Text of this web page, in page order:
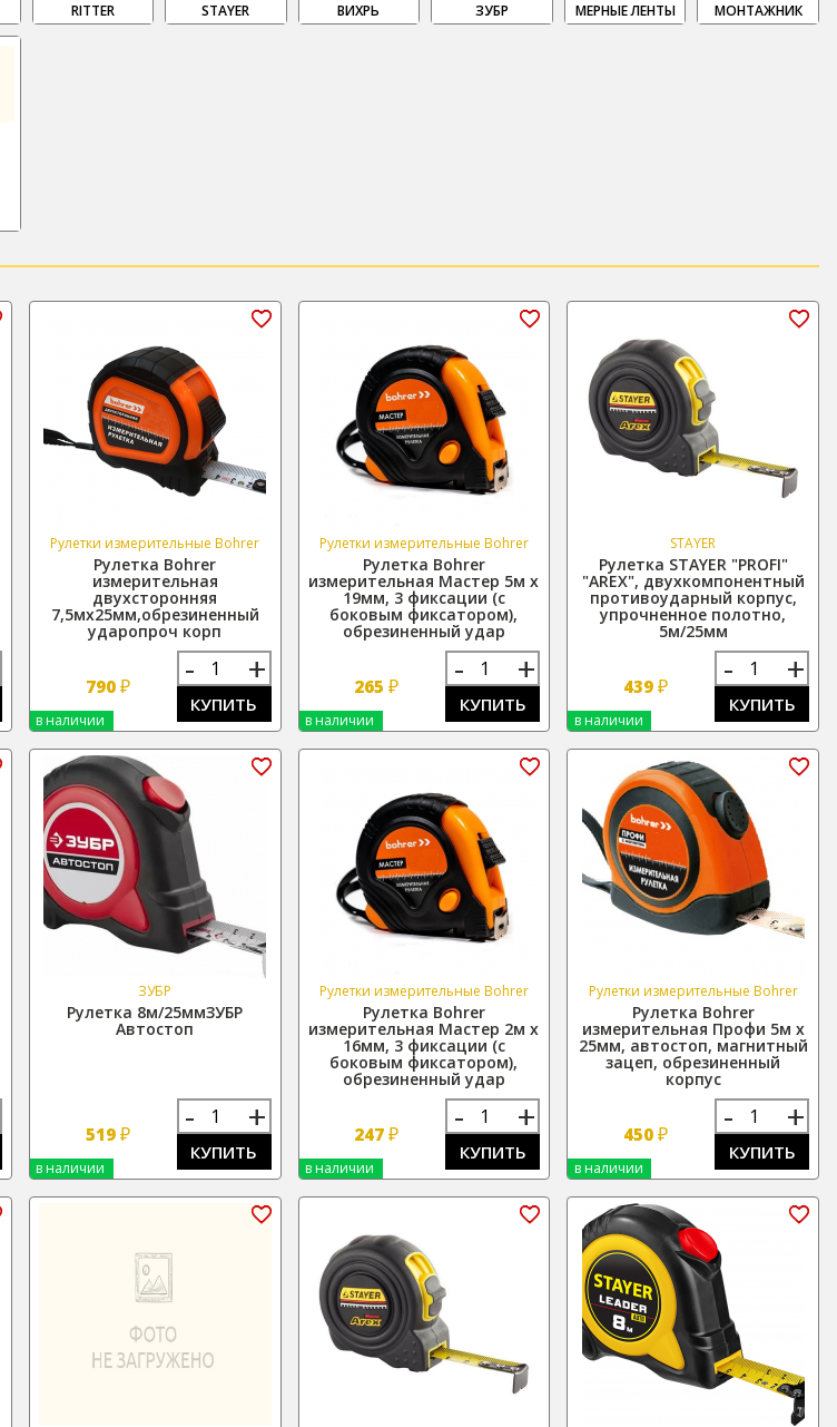
RITTER STAYER ВИХРЬ ЗУБР МЕРНЫЕ ЛЕНТЫ МОНТАЖНИК
Рулетки измерительные Bohrer
Рулетка Bohrer
измерительная
двухсторонняя
7,5мх25мм,обрезиненный
ударопроч корп
790 ₽ - +
КУПИТЬ
в наличии
Рулетки измерительные Bohrer
Рулетка Bohrer
измерительная Мастер 5м х
19мм, 3 фиксации (с
боковым фиксатором),
обрезиненный удар
265₽ - +
КУПИТЬ
в наличии
STAYER
Рулетка STAYER "PROFI"
"AREX", двухкомпонентный
противоударный корпус,
упрочненное полотно,
5м/25мм
439₽ - +
КУПИТЬ
в наличии
ЗУБР
Рулетка 8м/25ммЗУБР
Автостоп
519 ₽ - +
КУПИТЬ
в наличии
Рулетки измерительные Bohrer
Рулетка Bohrer
измерительная Мастер 2м х
16мм, 3 фиксации (с
боковым фиксатором),
обрезиненный удар
247₽ - +
КУПИТЬ
в наличии
Рулетки измерительные Bohrer
Рулетка Bohrer
измерительная Профи 5м х
25мм, автостоп, магнитный
зацеп, обрезиненный
корпус
450₽ - +
КУПИТЬ
в наличии